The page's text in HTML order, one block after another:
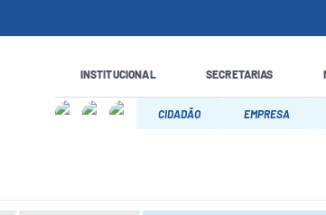
INSTITUCIONAL SECRETARIAS
CIDADÃO EMPRESA